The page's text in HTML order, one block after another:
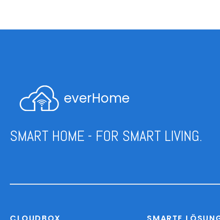
everHome
SMART HOME - FOR SMART LIVING.